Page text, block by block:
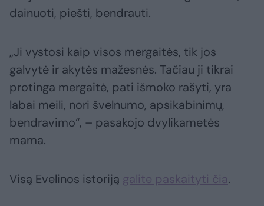
dainuoti, piešti, bendrauti.
„Ji vystosi kaip visos mergaitės, tik jos
galvytė ir akytės mažesnės. Tačiau ji tikrai
protinga mergaitė, pati išmoko rašyti, yra
labai meili, nori švelnumo, apsikabinimų,
bendravimo“, – pasakojo dvylikametės
mama.
Visą Evelinos istoriją galite paskaityti čia.